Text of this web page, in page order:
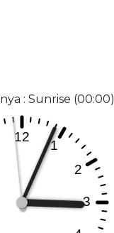
: Sunrise (00:00)